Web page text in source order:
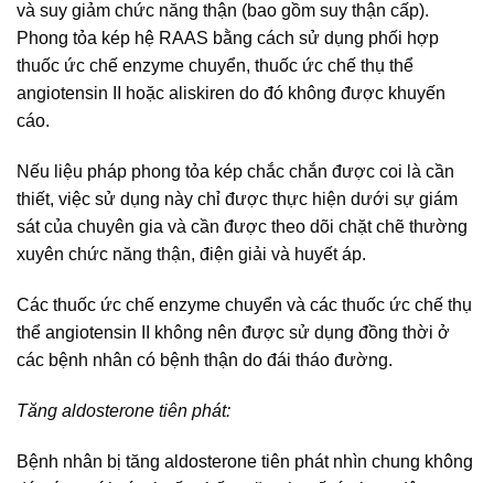
và suy giảm chức năng thận (bao gồm suy thận cấp).
Phong tỏa kép hệ RAAS bằng cách sử dụng phối hợp
thuốc ức chế enzyme chuyển, thuốc ức chế thụ thể
angiotensin II hoặc aliskiren do đó không được khuyến
cáo.
Nếu liệu pháp phong tỏa kép chắc chắn được coi là cần
thiết, việc sử dụng này chỉ được thực hiện dưới sự giám
sát của chuyên gia và cần được theo dõi chặt chẽ thường
xuyên chức năng thận, điện giải và huyết áp.
Các thuốc ức chế enzyme chuyển và các thuốc ức chế thụ
thể angiotensin II không nên được sử dụng đồng thời ở
các bệnh nhân có bệnh thận do đái tháo đường.
Tăng aldosterone tiên phát:
Bệnh nhân bị tăng aldosterone tiên phát nhìn chung không